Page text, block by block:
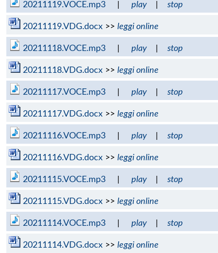
20211119.VOCE.mp3 play stop
20211119.VDG.docx >> leggi online
20211118.VOCE.mp3 play stop
20211118.VDG.docx >> leggi online
20211117.VOCE.mp3 play stop
20211117.VDG.docx >> leggi online
20211116.VOCE.mp3 play stop
20211116.VDG.docx >> leggi online
20211115.VOCE.mp3 play stop
20211115.VDG.docx >> leggi online
20211114.VOCE.mp3 play stop
20211114.VDG.docx >> leggi online